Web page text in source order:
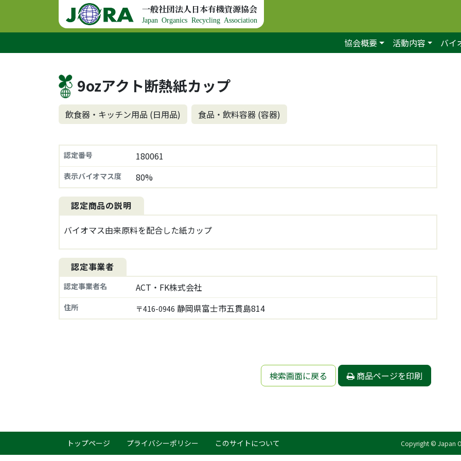
コンテンツへスキップ
メインナビゲーション
一般社団法人日本有機資源協会
Japan Organics Recycling Association
協会概要 活動内容 バイ
9ozアクト断熱紙カップ
飲食器・キッチン用品 (日用品) 食品・飲料容器 (容器)
認定番号 180061
表示バイオマス度 80%
認定商品の説明
バイオマス由来原料を配合した紙カップ
認定事業者
認定事業者名 ACT・FK株式会社
住所 〒416-0946 静岡県富士市五貫島814
検索画面に戻る 商品ページを印刷
トップページ プライバシーポリシー このサイトについて Copyright © Japan